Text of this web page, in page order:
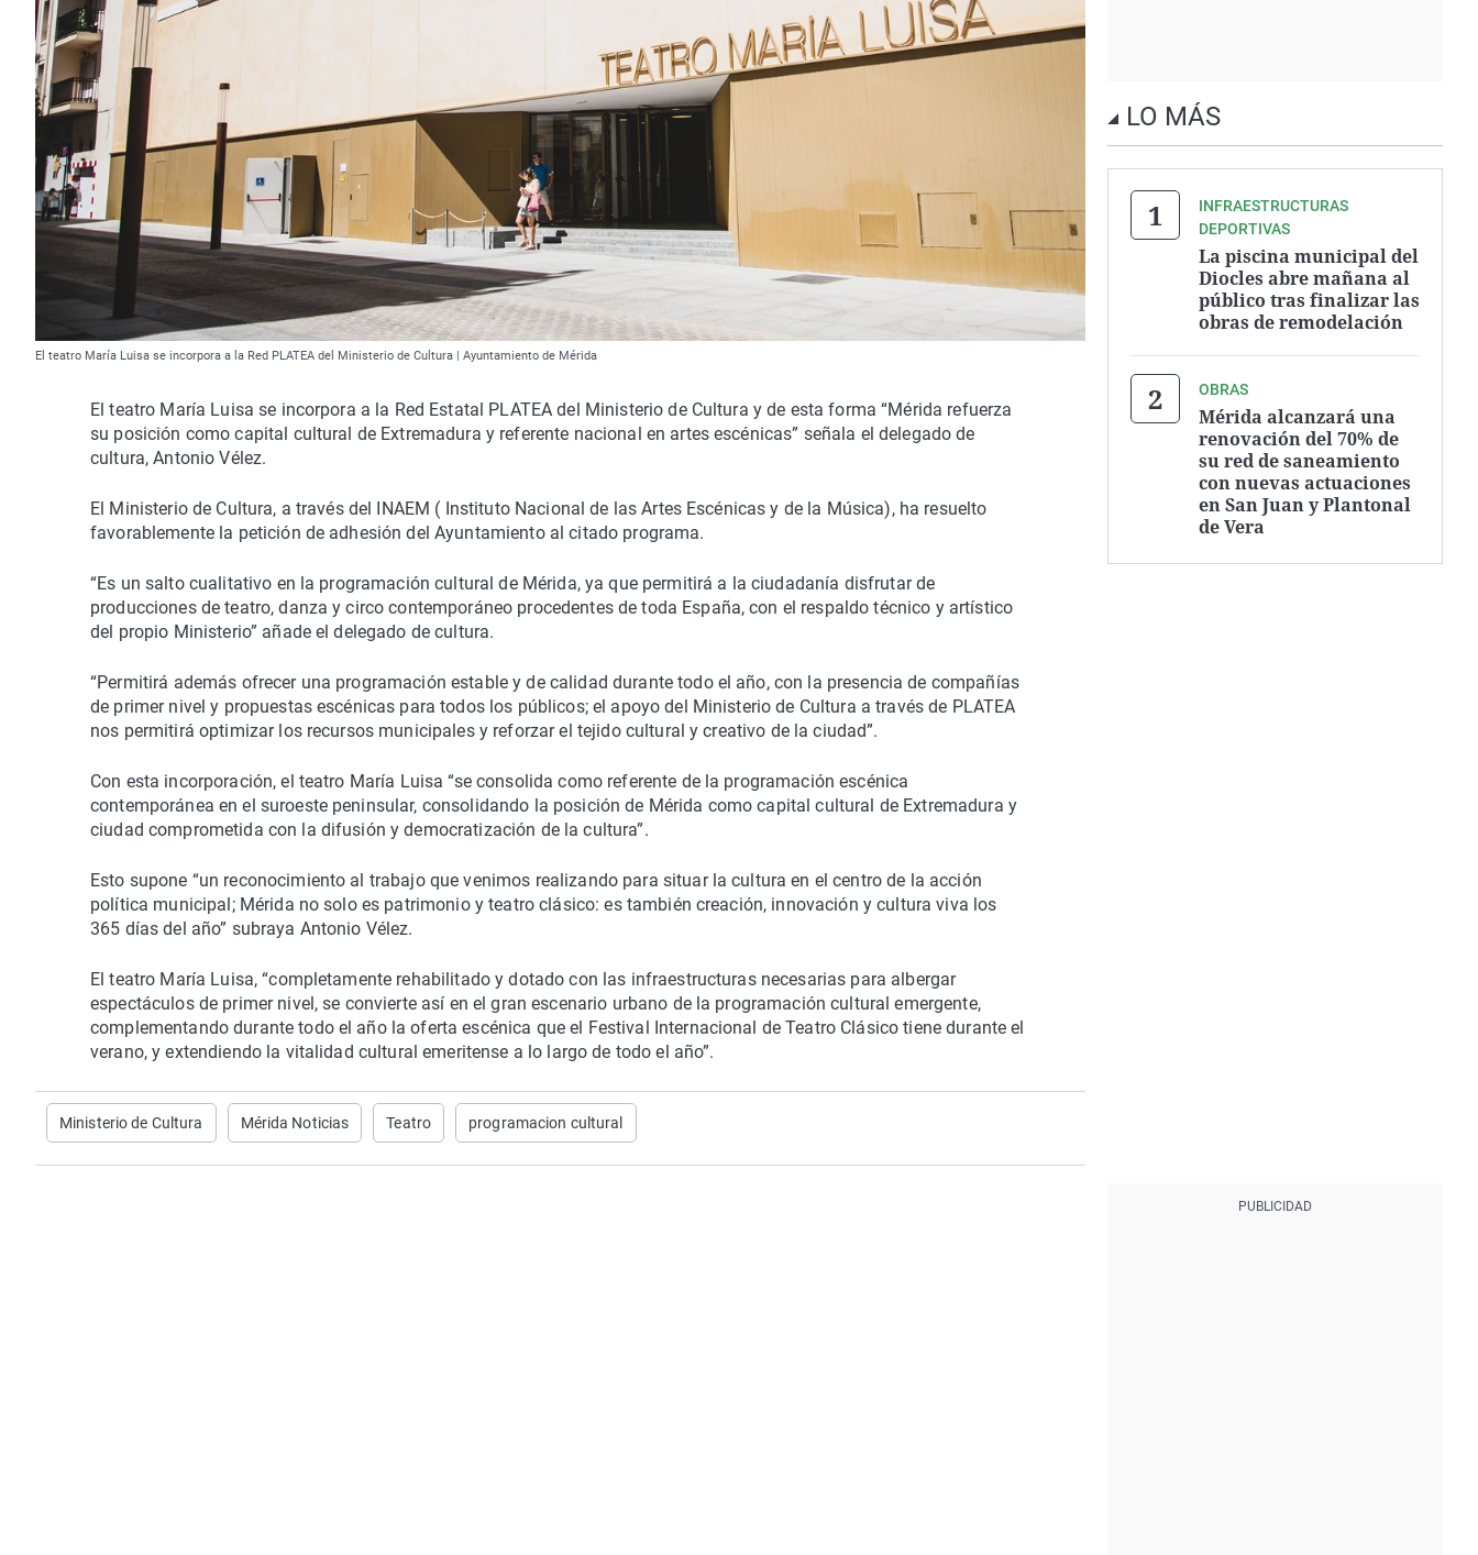
El teatro María Luisa se incorpora a la Red PLATEA del Ministerio de Cultura | Ayuntamiento de Mérida
El teatro María Luisa se incorpora a la Red Estatal PLATEA del Ministerio de Cultura y de esta forma “Mérida refuerza
su posición como capital cultural de Extremadura y referente nacional en artes escénicas” señala el delegado de
cultura, Antonio Vélez.
El Ministerio de Cultura, a través del INAEM ( Instituto Nacional de las Artes Escénicas y de la Música), ha resuelto
favorablemente la petición de adhesión del Ayuntamiento al citado programa.
“Es un salto cualitativo en la programación cultural de Mérida, ya que permitirá a la ciudadanía disfrutar de
producciones de teatro, danza y circo contemporáneo procedentes de toda España, con el respaldo técnico y artístico
del propio Ministerio” añade el delegado de cultura.
“Permitirá además ofrecer una programación estable y de calidad durante todo el año, con la presencia de compañías
de primer nivel y propuestas escénicas para todos los públicos; el apoyo del Ministerio de Cultura a través de PLATEA
nos permitirá optimizar los recursos municipales y reforzar el tejido cultural y creativo de la ciudad”.
Con esta incorporación, el teatro María Luisa “se consolida como referente de la programación escénica
contemporánea en el suroeste peninsular, consolidando la posición de Mérida como capital cultural de Extremadura y
ciudad comprometida con la difusión y democratización de la cultura”.
Esto supone “un reconocimiento al trabajo que venimos realizando para situar la cultura en el centro de la acción
política municipal; Mérida no solo es patrimonio y teatro clásico: es también creación, innovación y cultura viva los
365 días del año” subraya Antonio Vélez.
El teatro María Luisa, “completamente rehabilitado y dotado con las infraestructuras necesarias para albergar
espectáculos de primer nivel, se convierte así en el gran escenario urbano de la programación cultural emergente,
complementando durante todo el año la oferta escénica que el Festival Internacional de Teatro Clásico tiene durante el
verano, y extendiendo la vitalidad cultural emeritense a lo largo de todo el año”.
Ministerio de Cultura Mérida Noticias Teatro programacion cultural
LO MÁS
INFRAESTRUCTURAS
DEPORTIVAS
La piscina municipal del
Diocles abre mañana al
público tras finalizar las
obras de remodelación
OBRAS
Mérida alcanzará una
renovación del 70% de
su red de saneamiento
con nuevas actuaciones
en San Juan y Plantonal
de Vera